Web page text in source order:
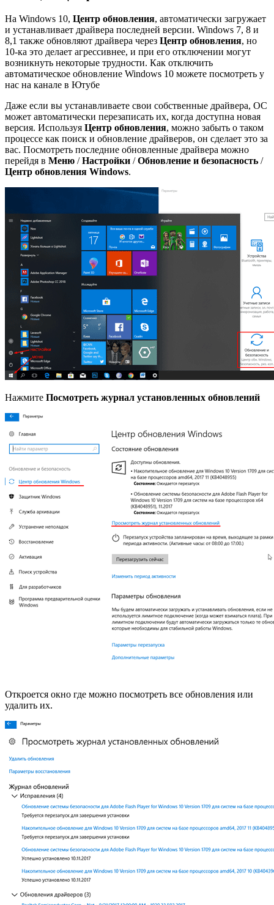
На Windows 10, Центр обновления, автоматически загружает
и устанавливает драйвера последней версии. Windows 7, 8 и
8,1 также обновляют драйвера через Центр обновления, но
10-ка это делает агрессивнее, и при его отключении могут
возникнуть некоторые трудности. Как отключить
автоматическое обновление Windows 10 можете посмотреть у
нас на канале в Ютубе
Даже если вы устанавливаете свои собственные драйвера, ОС
может автоматически перезаписать их, когда доступна новая
версия. Используя Центр обновления, можно забыть о таком
процессе как поиск и обновление драйверов, он сделает это за
вас. Посмотреть последние обновленные драйвера можно
перейдя в Меню /Настройки /Обновление и безопасность /
Центр обновления Windows.
Нажмите Посмотреть журнал установленных обновлений
Откроется окно где можно посмотреть все обновления или
удалить их.